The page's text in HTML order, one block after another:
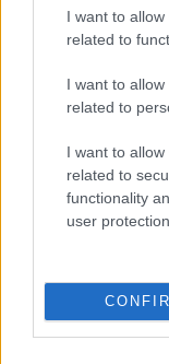
I want to
related to
I want to
related to
I want to
related to
functionality
user protection.
διαπίστωσαν
ταίριαζε με
σύντομα
ενός άλλου
Η ίδια
προβλήματα
δυσκολίες,
γνώριζε
του, καθώς